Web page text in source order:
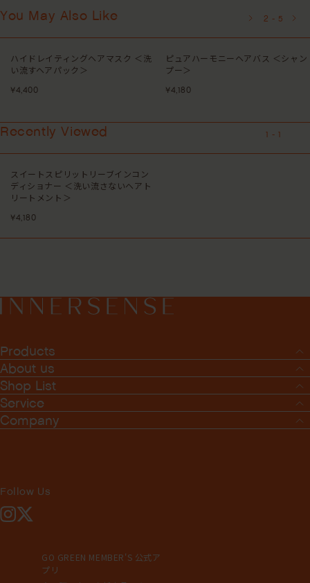
You May Also Like
ピュアハーモニーヘアバス ＜シャン
プー＞
¥4,180
ピュアインスピレーションデイリ
コンディショナー ＜ヘアコンディ
3 - 5
Recently Viewed
スイートスピリットリーブインコン
ディショナー ＜洗い流さないヘアト
リートメント＞
¥4,180
1 -1
Products
About us
Shop List
Service
Company
Follow Us
Instagram
X
GO GREEN MEMBER'S 公式ア
プリ